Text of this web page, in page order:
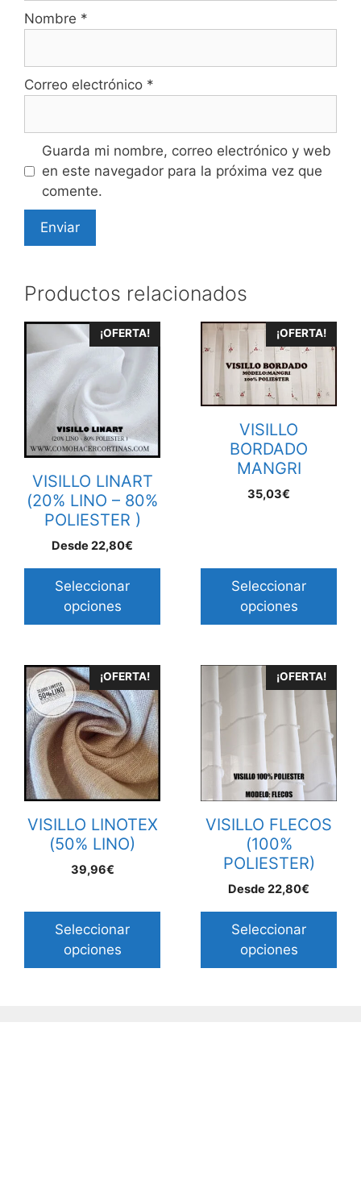
Nombre *
Correo electrónico *
Guarda mi nombre, correo electrónico y web
en este navegador para la próxima vez que
comente.
Productos relacionados
¡OFERTA!
VISILLO LINART
(20% LINO – 80%
POLIESTER )
Desde 22,80€
Seleccionar
opciones
producto
tiene
múltiples
variantes.
Las
opciones
se
pueden
elegir
página
producto
¡OFERTA!
VISILLO
BORDADO
MANGRI
35,03€
Seleccionar
opciones
Este
producto
tiene
múltiples
variantes.
opciones
pueden
página
producto
¡OFERTA!
VISILLO LINOTEX
(50% LINO)
39,96€
Seleccionar
opciones
Este
producto
tiene
múltiples
variantes.
Las
opciones
se
pueden
elegir
página
producto
¡OFERTA!
VISILLO FLECOS
(100%
POLIESTER)
Desde 22,80€
Seleccionar
opciones
producto
tiene
múltiples
variantes.
Las
opciones
se
pueden
elegir
página
producto